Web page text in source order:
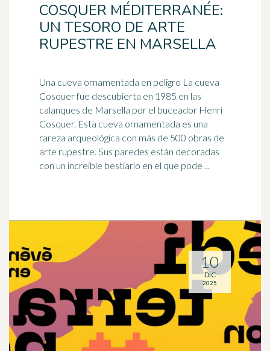
COSQUER MÉDITERRANÉE:
UN TESORO DE ARTE
RUPESTRE EN MARSELLA
Una cueva ornamentada en peligro La cueva
Cosquer fue descubierta en 1985 en las
calanques de Marsella por el buceador Henri
Cosquer. Esta cueva ornamentada es una
rareza arqueológica con más de 500 obras de
arte rupestre. Sus paredes están decoradas
con un increíble bestiario en el que pode ...
10
DIC
2025